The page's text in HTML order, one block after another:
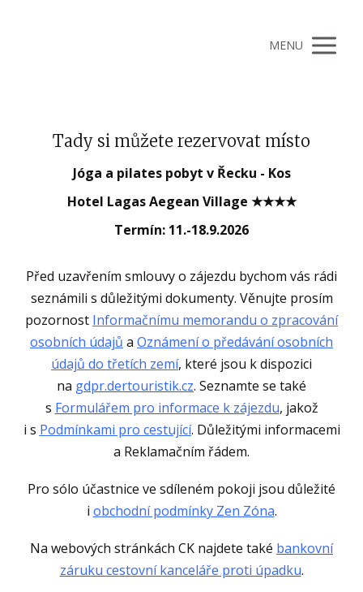
MENU
Tady si můžete rezervovat místo
Jóga a pilates pobyt v Řecku - Kos
Hotel Lagas Aegean Village ★★★★
Termín: 11.-18.9.2026
Před uzavřením smlouvy o zájezdu bychom vás rádi
seznámili s důležitými dokumenty. Věnujte prosím
pozornost Informačnímu memorandu o zpracování
osobních údajů a Oznámení o předávání osobních
údajů do třetích zemí, které jsou k dispozici
na gdpr.dertouristik.cz. Seznamte se také
s Formulářem pro informace k zájezdu, jakož
i s Podmínkami pro cestující. Důležitými informacemi
a Reklamačním řádem.
Pro sólo účastnice ve sdíleném pokoji jsou důležité
i obchodní podmínky Zen Zóna.
Na webových stránkách CK najdete také bankovní
záruku cestovní kanceláře proti úpadku.